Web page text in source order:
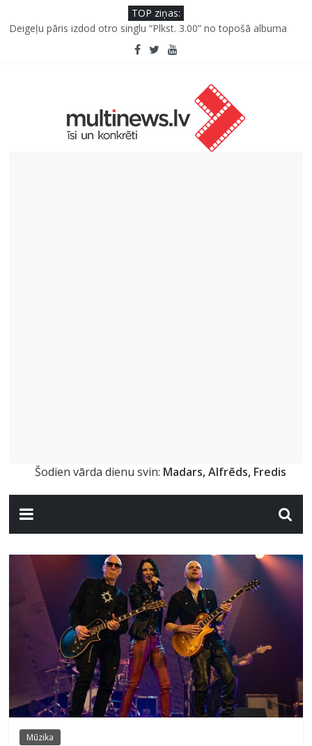
TOP ziņas:
“Virši” neto peļņa pirmajā pusgadā sasniedz 4,2 miljonus eiro
Deigeļu pāris izdod otro singlu “Plkst. 3.00” no topošā albuma
Ko kaķa deguns var un nevar pastāstīt par viņa veselību?
Šodien vārda dienu svin: Madars, Alfrēds, Fredis
Mūzika